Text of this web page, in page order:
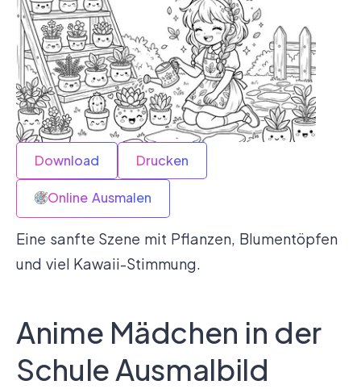
Download Drucken
Online Ausmalen
Eine sanfte Szene mit Pflanzen, Blumentöpfen
und viel Kawaii-Stimmung.
Anime Mädchen in der
Schule Ausmalbild